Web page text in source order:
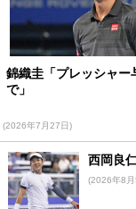
錦織圭「プレッシャー
で」
(2026年7月27日)
西岡良
(2026年8